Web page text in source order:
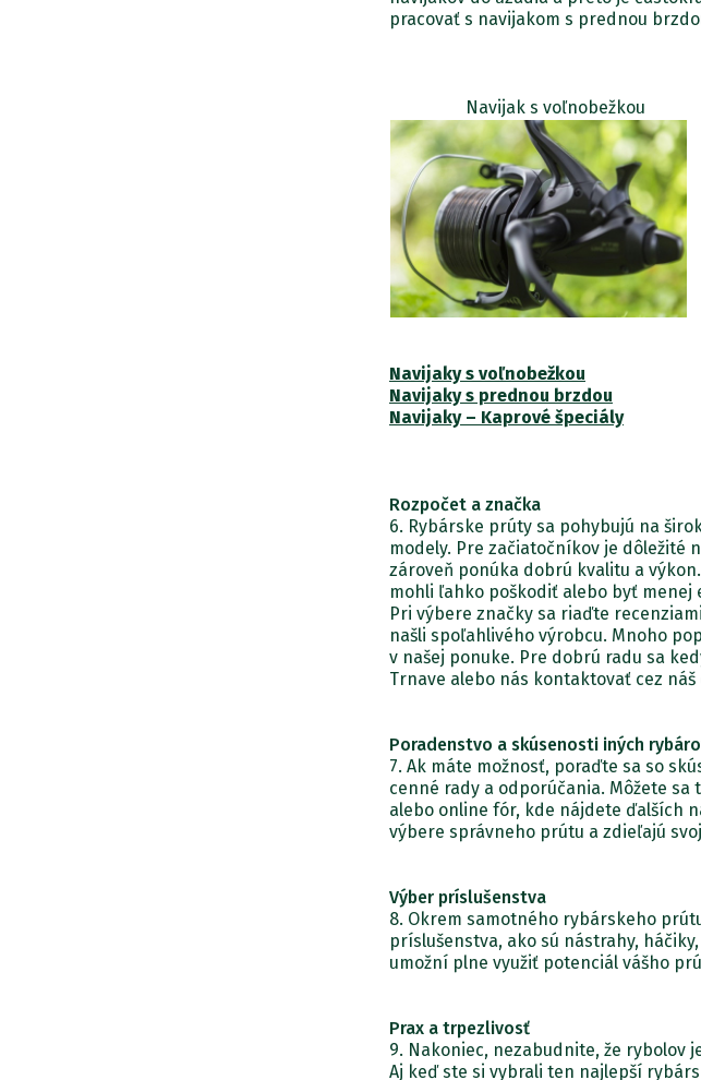
pracovať s navijakom s prednou
Navijak s voľnobežkou
Navijaky s voľnobežkou
Navijaky s prednou brzdou
Navijaky – Kaprové špeciály
Rozpočet a značka
6. Rybárske prúty sa pohybujú na
modely. Pre začiatočníkov je dôležité
zároveň ponúka dobrú kvalitu a
mohli ľahko poškodiť alebo byť
Pri výbere značky sa riaďte
našli spoľahlivého výrobcu. Mnoho
v našej ponuke. Pre dobrú radu sa
Trnave alebo nás kontaktovať cez náš
Poradenstvo a skúsenosti iných
7. Ak máte možnosť, poraďte sa so
cenné rady a odporúčania. Môžete
alebo online fór, kde nájdete ďalších
výbere správneho prútu a zdieľajú
Výber príslušenstva
8. Okrem samotného rybárskeho
príslušenstva, ako sú nástrahy,
umožní plne využiť potenciál vášho
Prax a trpezlivosť
9. Nakoniec, nezabudnite, že rybolov
Aj keď ste si vybrali ten najlepší